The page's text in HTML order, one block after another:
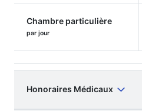
Chambre particulière
par jour
Honoraires Médicaux